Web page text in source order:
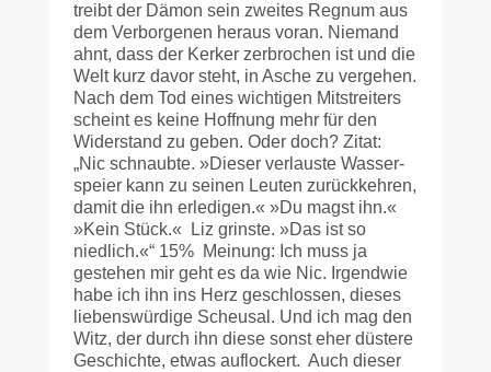
treibt der Dämon sein zweites Regnum aus
dem Verborgenen heraus voran. Niemand
ahnt, dass der Kerker zerbrochen ist und die
Welt kurz davor steht, in Asche zu vergehen.
Nach dem Tod eines wichtigen Mitstreiters
scheint es keine Hoffnung mehr für den
Widerstand zu geben. Oder doch? Zitat:
„Nic schnaubte. »Dieser verlauste Wasser­
speier kann zu seinen Leuten zurückkehren,
damit die ihn erledigen.« »Du magst ihn.«
»Kein Stück.« Liz grinste. »Das ist so
niedlich.«“ 15% Meinung: Ich muss ja
gestehen mir geht es da wie Nic. Irgendwie
habe ich ihn ins Herz geschlossen, dieses
liebenswürdige Scheusal. Und ich mag den
Witz, der durch ihn diese sonst eher düstere
Geschichte, etwas auflockert. Auch dieser